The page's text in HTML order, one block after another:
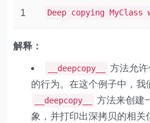
1 Deep copying
解释：
__deepcopy__
方法允
的行为。在这个例子中，我
__deepcopy__ 方法来创建
象，并打印出深拷贝的相关